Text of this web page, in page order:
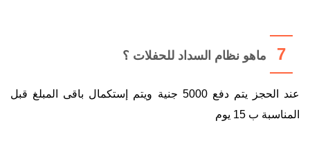
7 ماهو نظام السداد للحفلات ؟
عند الحجز يتم دفع 5000 جنية ويتم إستكمال باقى المبلغ قبل
المناسبة ب 15 يوم